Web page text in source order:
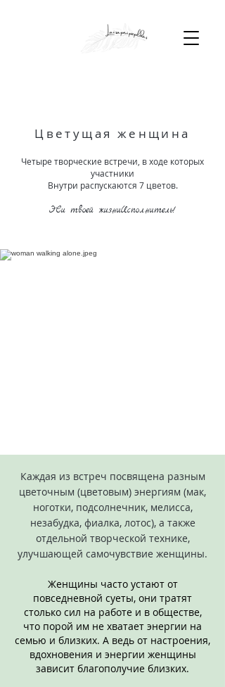
Цветущая женщина
Четыре творческие встречи, в ходе которых
участники
Внутри распускаются 7 цветов.
ЭСи твоей жизниИсполнитель!
Каждая из встреч посвящена разным
цветочным (цветовым) энергиям (мак,
ноготки, подсолнечник, мелисса,
незабудка, фиалка, лотос), а также
отдельной творческой технике,
улучшающей самочувствие женщины.
Женщины часто устают от
повседневной суеты, они тратят
столько сил на работе и в обществе,
что порой им не хватает энергии на
семью и близких. А ведь от настроения,
вдохновения и энергии женщины
зависит благополучие близких.